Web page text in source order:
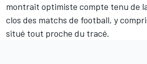
montrait optimiste compte tenu de
clos des matchs de football, y
situé tout proche du tracé.